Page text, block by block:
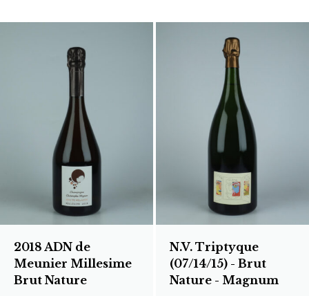
2018 ADN de
Meunier Millesime
Brut Nature
N.V. Triptyque
(07/14/15) - Brut
Nature - Magnum